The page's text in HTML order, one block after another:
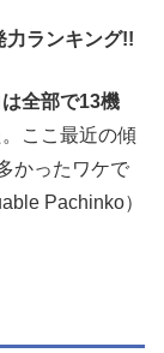
力ランキング!!
全部で13機
ここ最近の傾
かったワケで
Pachinko）